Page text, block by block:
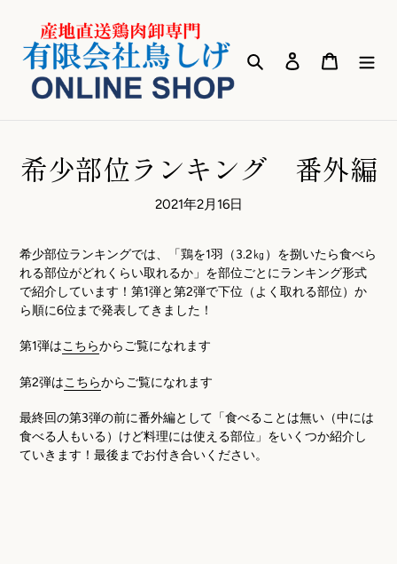
検索 ログインカート
希少部位ランキング 番外編
2021年2月16日
希少部位ランキングでは、「鶏を1羽（3.2㎏）を捌いたら食べら
れる部位がどれくらい取れるか」を部位ごとにランキング形式
で紹介しています！第1弾と第2弾で下位（よく取れる部位）か
ら順に6位まで発表してきました！
第1弾はこちらからご覧になれます
第2弾はこちらからご覧になれます
最終回の第3弾の前に番外編として「食べることは無い（中には
食べる人もいる）けど料理には使える部位」をいくつか紹介し
ていきます！最後までお付き合いください。